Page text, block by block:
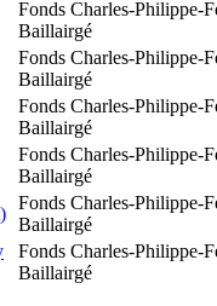
Fonds Charles-Philippe-
Baillairgé
Fonds Charles-Philippe-
Baillairgé
Fonds Charles-Philippe-
Baillairgé
Fonds Charles-Philippe-
Baillairgé
Fonds Charles-Philippe-
Baillairgé
Fonds Charles-Philippe-
Baillairgé